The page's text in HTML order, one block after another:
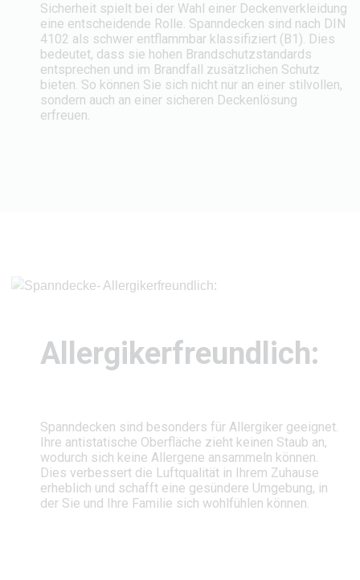
Sicherheit spielt bei der Wahl einer Deckenverkleidung
eine entscheidende Rolle. Spanndecken sind nach DIN
4102 als schwer entflammbar klassifiziert (B1). Dies
bedeutet, dass sie hohen Brandschutzstandards
entsprechen und im Brandfall zusätzlichen Schutz
bieten. So können Sie sich nicht nur an einer stilvollen,
sondern auch an einer sicheren Deckenlösung
erfreuen.
Allergikerfreundlich:
Spanndecken sind besonders für Allergiker geeignet.
Ihre antistatische Oberfläche zieht keinen Staub an,
wodurch sich keine Allergene ansammeln können.
Dies verbessert die Luftqualität in Ihrem Zuhause
erheblich und schafft eine gesündere Umgebung, in
der Sie und Ihre Familie sich wohlfühlen können.